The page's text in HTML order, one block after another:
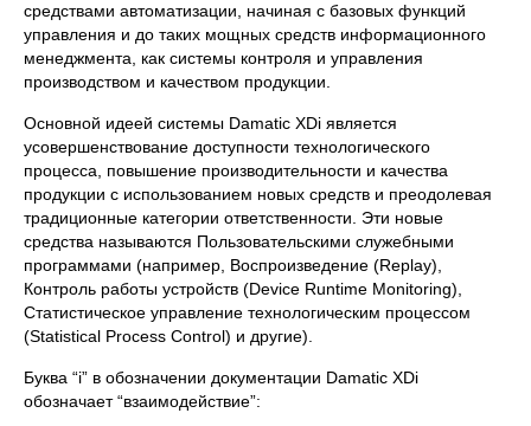
средствами автоматизации, начиная с базовых функций
управления и до таких мощных средств информационного
менеджмента, как системы контроля и управления
производством и качеством продукции.
Основной идеей системы Damatic XDi является
усовершенствование доступности технологического
процесса, повышение производительности и качества
продукции с использованием новых средств и преодолевая
традиционные категории ответственности. Эти новые
средства называются Пользовательскими служебными
программами (например, Воспроизведение (Replay),
Контроль работы устройств (Device Runtime Monitoring),
Статистическое управление технологическим процессом
(Statistical Process Control) и другие).
Буква “i” в обозначении документации Damatic XDi
обозначает “взаимодействие”: